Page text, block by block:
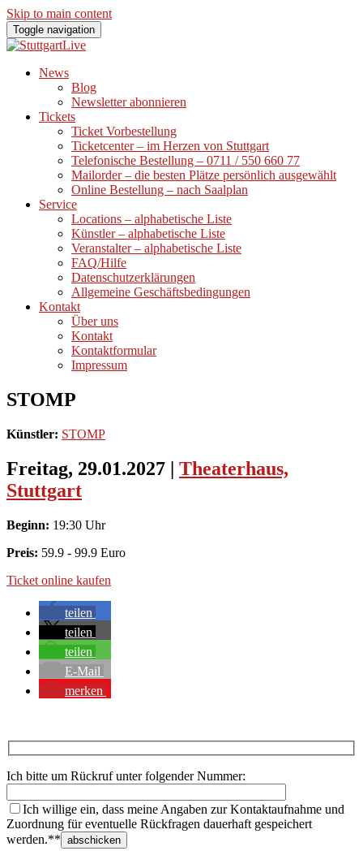
Skip to main content
Toggle navigation
News
Blog
Newsletter abonnieren
Tickets
Ticket Vorbestellung
Ticketcenter – im Herzen von Stuttgart
Telefonische Bestellung – 0711 / 550 660 77
Mailorder – die besten Plätze persönlich ausgewählt
Online Bestellung – nach Saalplan
Service
Locations – alphabetische Liste
Künstler – alphabetische Liste
Veranstalter – alphabetische Liste
FAQ/Hilfe
Datenschutzerklärungen
Allgemeine Geschäftsbedingungen
Kontakt
Über uns
Kontakt
Kontaktformular
Impressum
STOMP
Künstler: STOMP
Freitag, 29.01.2027 | Theaterhaus,
Stuttgart
Beginn: 19:30 Uhr
Preis: 59.9 - 99.9 Euro
Ticket online kaufen
teilen
teilen
teilen
E-Mail
merken
Ich bitte um Rückruf unter folgender Nummer:
Ich willige ein, dass meine Angaben zur Kontaktaufnahme und
Zuordnung für eventuelle Rückfragen dauerhaft gespeichert
werden.**